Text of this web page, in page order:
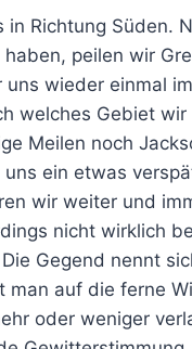
in Richtung
peilen wir
uns wieder einmal
welches Gebiet
Meilen noch
uns ein etwas
wir weiter und
nicht wirklich
Gegend nennt
man auf die ferne
oder weniger